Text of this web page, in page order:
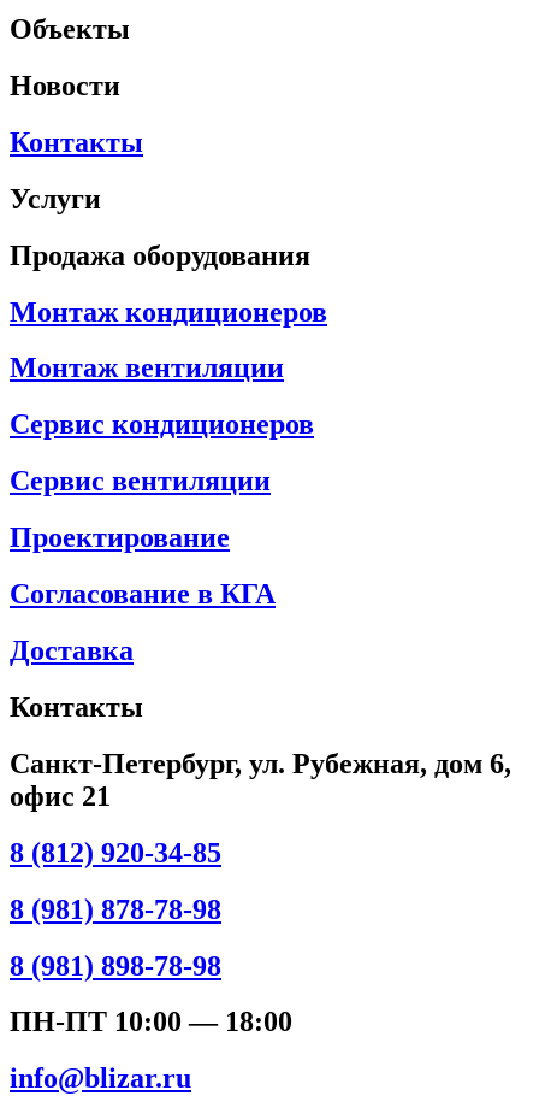
Объекты
Новости
Контакты
Услуги
Продажа оборудования
Монтаж кондиционеров
Монтаж вентиляции
Сервис кондиционеров
Сервис вентиляции
Проектирование
Согласование в КГА
Доставка
Контакты
Санкт-Петербург, ул. Рубежная, дом 6,
офис 21
8 (812) 920-34-85
8 (981) 878-78-98
8 (981) 898-78-98
ПН-ПТ 10:00 — 18:00
info@blizar.ru